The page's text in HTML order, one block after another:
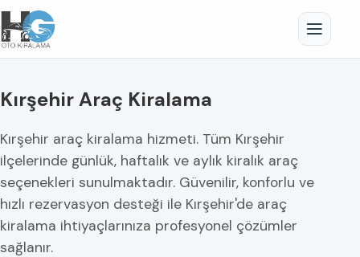
Kırşehir Araç Kiralama
Kırşehir araç kiralama hizmeti. Tüm Kırşehir
ilçelerinde günlük, haftalık ve aylık kiralık araç
seçenekleri sunulmaktadır. Güvenilir, konforlu ve
hızlı rezervasyon desteği ile Kırşehir'de araç
kiralama ihtiyaçlarınıza profesyonel çözümler
sağlanır.